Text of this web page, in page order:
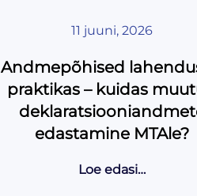
11 juuni, 2026
Andmepõhised
praktikas – kuidas
edastamine MTAle?
Loe edasi…